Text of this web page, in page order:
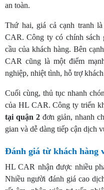
an toàn.
Thứ hai, giá cả cạnh tranh
CAR. Công ty có chính
cầu của khách hàng. Bên
CAR cũng là một điểm
nghiệp, nhiệt tình, hỗ trợ
Cuối cùng, thủ tục nhanh
của HL CAR. Công ty triển
tại quận 2 đơn giản, nhanh
gian và dễ dàng tiếp cận dịch
Đánh giá từ khách hàng
HL CAR nhận được nhiều
Nhiều người đánh giá cao